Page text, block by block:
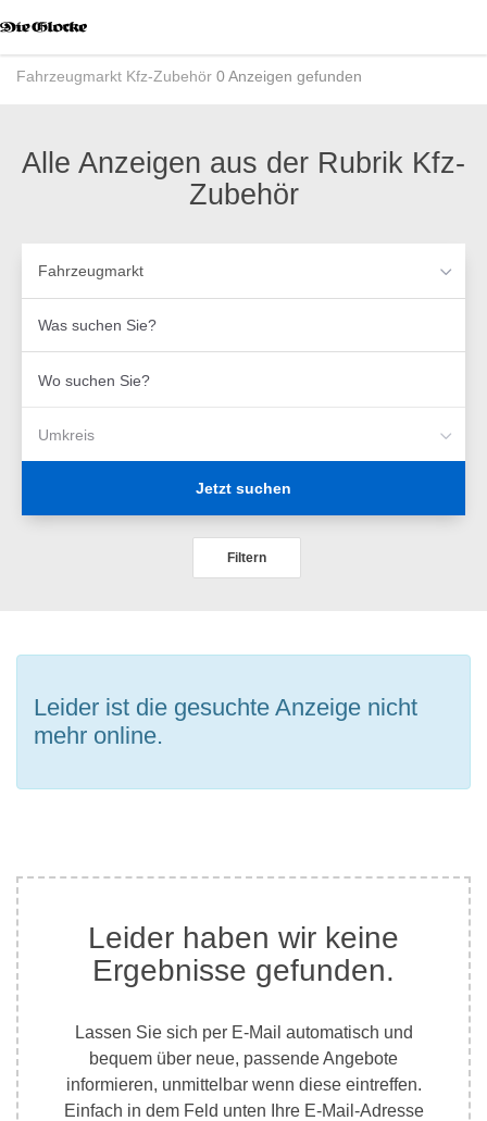
Modus
aktivieren
zur
Inhalt
Fahrzeugmarkt Kfz-Zubehör 0 Anzeigen gefunden
Alle Anzeigen aus der Rubrik Kfz-
Zubehör
Fahrzeugmarkt
suchen
Sie?
suchen
Umkreis
Jetzt suchen
Filtern
Leider ist die gesuchte Anzeige nicht
mehr online.
Leider haben wir keine
Ergebnisse gefunden.
Lassen Sie sich per E-Mail automatisch und
bequem über neue, passende Angebote
informieren, unmittelbar wenn diese eintreffen.
Einfach in dem Feld unten Ihre E-Mail-Adresse